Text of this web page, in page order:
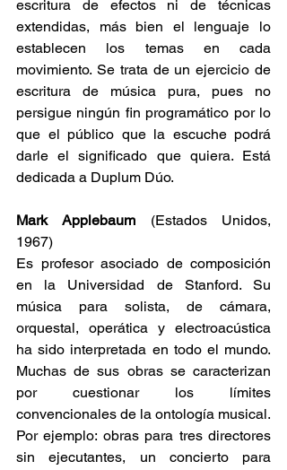
escritura de efectos ni de técnicas
extendidas, más bien el lenguaje lo
establecen los temas en cada
movimiento. Se trata de un ejercicio de
escritura de música pura, pues no
persigue ningún fin programático por lo
que el público que la escuche podrá
darle el significado que quiera. Está
dedicada a Duplum Dúo.
Mark Applebaum (Estados Unidos,
1967)
Es profesor asociado de composición
en la Universidad de Stanford. Su
música para solista, de cámara,
orquestal, operática y electroacústica
ha sido interpretada en todo el mundo.
Muchas de sus obras se caracterizan
por cuestionar los límites
convencionales de la ontología musical.
Por ejemplo: obras para tres directores
sin ejecutantes, un concierto para